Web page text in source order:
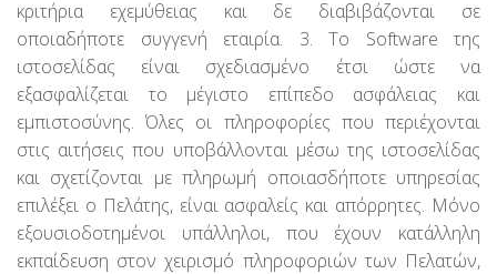
κριτήρια εχεμύθειας και δε διαβιβάζονται σε
οποιαδήποτε συγγενή εταιρία. 3. To Software της
ιστοσελίδας είναι σχεδιασμένο έτσι ώστε να
εξασφαλίζεται το μέγιστο επίπεδο ασφάλειας και
εμπιστοσύνης. Όλες οι πληροφορίες που περιέχονται
στις αιτήσεις που υποβάλλονται μέσω της ιστοσελίδας
και σχετίζονται με πληρωμή οποιασδήποτε υπηρεσίας
επιλέξει ο Πελάτης, είναι ασφαλείς και απόρρητες. Μόνο
εξουσιοδοτημένοι υπάλληλοι, που έχουν κατάλληλη
εκπαίδευση στον χειρισμό πληροφοριών των Πελατών,